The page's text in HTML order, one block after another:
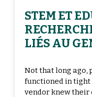
STEM ET
LIÉS AU
Not that long ago,
functioned in tight
vendor knew their